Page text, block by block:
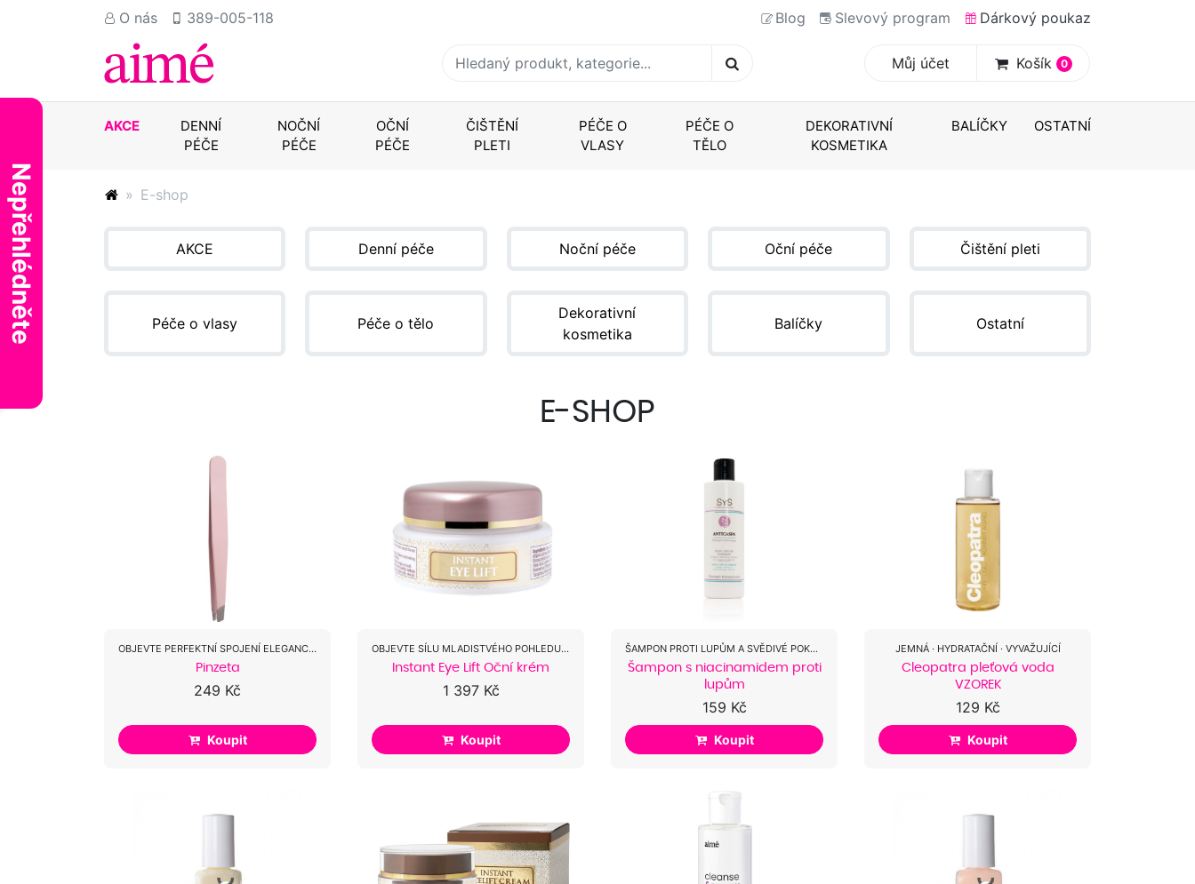
O nás 389-005-118 Blog Slevový program Dárkový poukaz
Můj účet Košík 0
AKCE
DENNÍ
PÉČE
NOČNÍ
PÉČE
OČNÍ
PÉČE
ČIŠTĚNÍ
PLETI
PÉČE O
VLASY
PÉČE O
TĚLO
DEKORATIVNÍ
KOSMETIKA
BALÍČKY OSTATNÍ
E-shop
AKCE Denní péče Noční péče Oční péče Čištění pleti
Péče o vlasy Péče o tělo
Dekorativní
kosmetika
Balíčky Ostatní
E-SHOP
OBJEVTE PERFEKTNÍ SPOJENÍ ELEGANCE A...
Pinzeta
249 Kč
Koupit
OBJEVTE SÍLU MLADISTVÉHO POHLEDU S NAŠÍM...
Instant Eye Lift Oční krém
1 397 Kč
Koupit
ŠAMPON PROTI LUPŮM A SVĚDIVÉ POKOŽCE HLAVY
Šampon s niacinamidem proti
lupům
159 Kč
Koupit
JEMNÁ · HYDRATAČNÍ · VYVAŽUJÍCÍ
Cleopatra pleťová voda
VZOREK
129 Kč
Koupit
Nepřehlédněte